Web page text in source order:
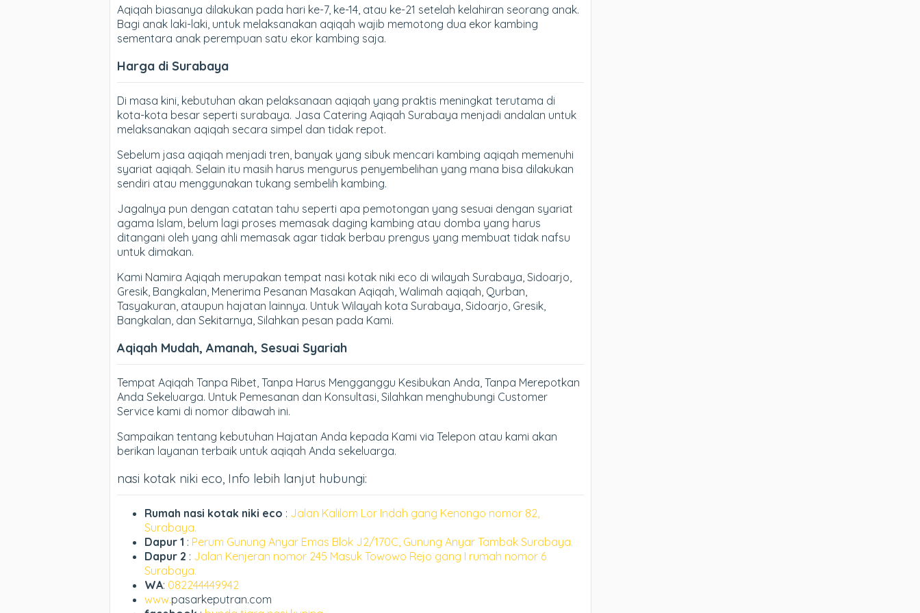
Aqiqah biasanya dilakukan pada hari ke-7, ke-14, atau ke-21 setelah kelahiran seorang anak.
Bagi anak laki-laki, untuk melaksanakan aqiqah wajib memotong dua ekor kambing
sementara anak perempuan satu ekor kambing saja.
Harga di Surabaya
Di masa kini, kebutuhan akan pelaksanaan aqiqah yang praktis meningkat terutama di
kota-kota besar seperti surabaya. Jasa Catering Aqiqah Surabaya menjadi andalan untuk
melaksanakan aqiqah secara simpel dan tidak repot.
Sebelum jasa aqiqah menjadi tren, banyak yang sibuk mencari kambing aqiqah memenuhi
syariat aqiqah. Selain itu masih harus mengurus penyembelihan yang mana bisa dilakukan
sendiri atau menggunakan tukang sembelih kambing.
Jagalnya pun dengan catatan tahu seperti apa pemotongan yang sesuai dengan syariat
agama Islam, belum lagi proses memasak daging kambing atau domba yang harus
ditangani oleh yang ahli memasak agar tidak berbau prengus yang membuat tidak nafsu
untuk dimakan.
Kami Namira Aqiqah merupakan tempat nasi kotak niki eco di wilayah Surabaya, Sidoarjo,
Gresik, Bangkalan, Menerima Pesanan Masakan Aqiqah, Walimah aqiqah, Qurban,
Tasyakuran, ataupun hajatan lainnya. Untuk Wilayah kota Surabaya, Sidoarjo, Gresik,
Bangkalan, dan Sekitarnya, Silahkan pesan pada Kami.
Aqiqah Mudah, Amanah, Sesuai Syariah
Tempat Aqiqah Tanpa Ribet, Tanpa Harus Mengganggu Kesibukan Anda, Tanpa Merepotkan
Anda Sekeluarga. Untuk Pemesanan dan Konsultasi, Silahkan menghubungi Customer
Service kami di nomor dibawah ini.
Sampaikan tentang kebutuhan Hajatan Anda kepada Kami via Telepon atau kami akan
berikan layanan terbaik untuk aqiqah Anda sekeluarga.
nasi kotak niki eco, Info lebih lanjut hubungi:
Rumah nasi kotak niki eco : Jalan Kalilom Lor Indah gang Kenongo nomor 82,
Surabaya.
Dapur 1 : Perum Gunung Anyar Emas Blok J2/170C, Gunung Anyar Tambak Surabaya.
Dapur 2 : Jalan Kenjeran nomor 245 Masuk Towowo Rejo gang I rumah nomor 6
Surabaya.
WA: 082244449942
www.pasarkeputran.com